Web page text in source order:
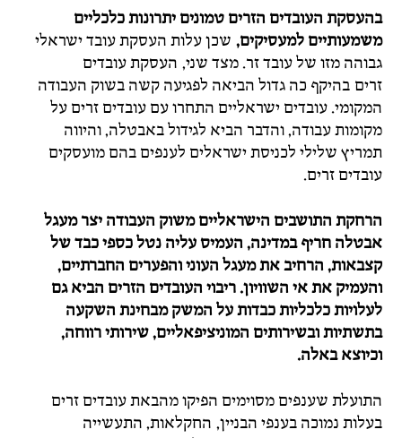
בהעסקת העובדים הזרים טמונים יתרונות כלכליים
משמעותיים למעסיקים, שכן עלות העסקת עובד ישראלי
גבוהה מזו של עובד זר. מצד שני, העסקת עובדים
זרים בהיקף כה גדול הביאה לפגיעה קשה בשוק העבודה
המקומי. עובדים ישראליים התחרו עם עובדים זרים על
מקומות עבודה, והדבר הביא לגידול באבטלה, והיווה
תמריץ שלילי לכניסת ישראלים לענפים בהם מועסקים
עובדים זרים.
הרחקת התושבים הישראליים משוק העבודה יצר מעגל
אבטלה חריף במדינה, העמיס עליה נטל כספי כבד של
קצבאות, הרחיב את מעגל העוני והפערים החברתיים,
והעמיק את אי השוויון. ריבוי העובדים הזרים הביא גם
לעלויות כלכליות כבדות על המשק מבחינת השקעה
בתשתיות ובשירותים המוניציפאליים, שירותי רווחה,
וכיוצא באלה.
התועלת שענפים מסוימים הפיקו מהבאת עובדים זרים
בעלות נמוכה בענפי הבניין, החקלאות, התעשייה